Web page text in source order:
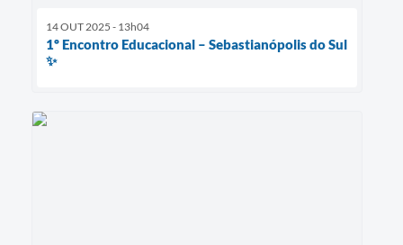
14 OUT 2025 - 13h04
1º Encontro Educacional – Sebastianópolis do Sul
✨